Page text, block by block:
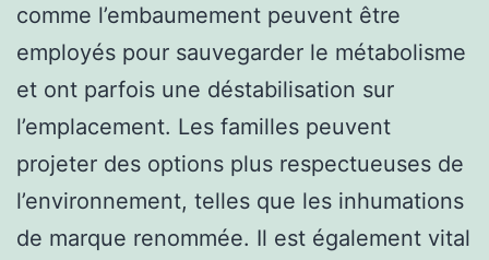
comme l’embaumement peuvent être
employés pour sauvegarder le métabolisme
et ont parfois une déstabilisation sur
l’emplacement. Les familles peuvent
projeter des options plus respectueuses de
l’environnement, telles que les inhumations
de marque renommée. Il est également vital